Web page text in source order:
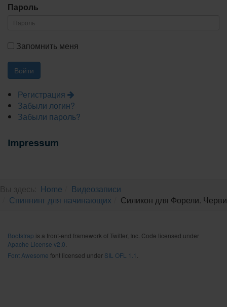
Пароль
Запомнить меня
Регистрация
Забыли логин?
Забыли пароль?
Home
Видеозаписи
Спиннинг для начинающих
Силикон для Форели. Черви
Bootstrap is a front-end framework of Twitter, Inc. Code licensed under
Apache License v2.0
Font Awesome font licensed under SIL OFL 1.1